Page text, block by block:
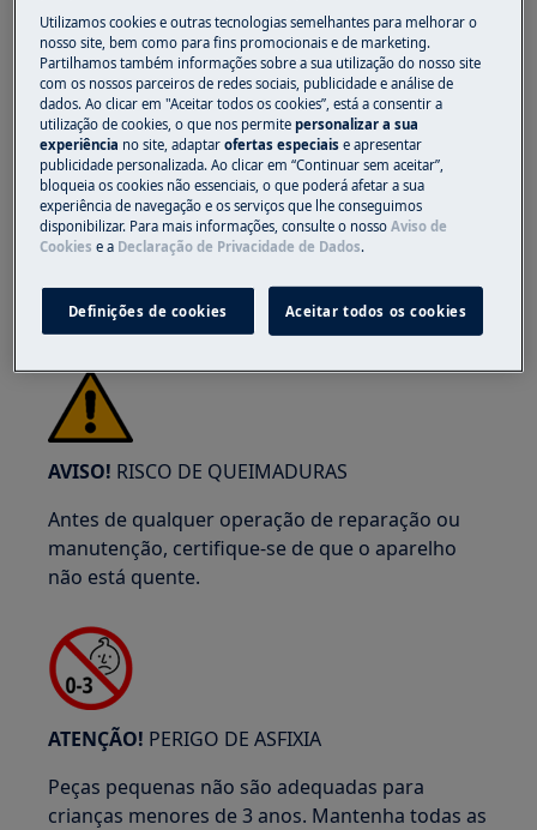
AVISO!RISCO DE LESÃO OCULAR
Use óculos de proteção se realizar trabalhos de
manutenção ou reparação que envolvam molas.
AVISO! RISCO DE QUEIMADURAS
Antes de qualquer operação de reparação ou
manutenção, certifique-se de que o aparelho
não está quente.
ATENÇÃO! PERIGO DE ASFIXIA
Peças pequenas não são adequadas para
crianças menores de 3 anos. Mantenha todas as
Utilizamos cookies e outras tecnologias semelhantes para melhorar o
nosso site, bem como para fins promocionais e de marketing.
Partilhamos também informações sobre a sua utilização do nosso site
com os nossos parceiros de redes sociais, publicidade e análise de
dados. Ao clicar em "Aceitar todos os cookies”, está a consentir a
utilização de cookies, o que nos permitepersonalizar a sua
experiência no site, adaptarofertas especiaise apresentar
publicidade personalizada. Ao clicar em “Continuar sem aceitar”,
bloqueia os cookies não essenciais, o que poderá afetar a sua
experiência de navegação e os serviços que lhe conseguimos
disponibilizar. Para mais informações, consulte o nossoAviso de
Cookies e a Declaração de Privacidade de Dados.
Definições de cookies Aceitar todos os cookies